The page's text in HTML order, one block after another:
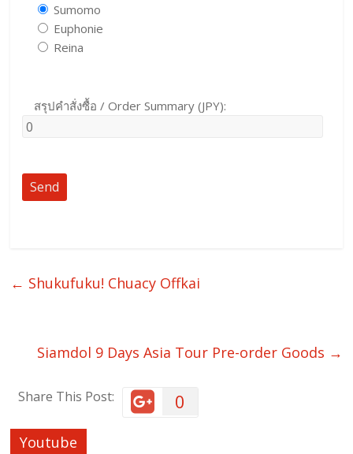
Sumomo
Euphonie
Reina
สรุปคำสั่งซื้อ / Order Summary (JPY):
← Shukufuku! Chuacy Offkai
Siamdol 9 Days Asia Tour Pre-order Goods →
Share This Post: 0
Youtube